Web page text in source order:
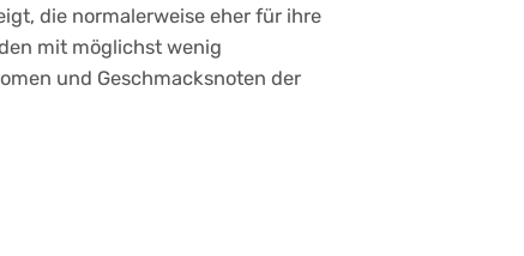
die normalerweise eher für ihre
mit möglichst wenig
und Geschmacksnoten der